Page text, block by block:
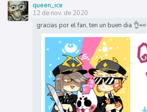
queen_ice
12 de nov. de 2020
gracias por el fan, ten un buen dia